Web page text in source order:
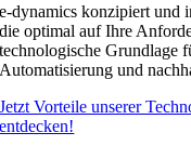
e-dynamics konzipiert und
die optimal auf Ihre
technologische Grundlage
Automatisierung und
Jetzt Vorteile unserer
entdecken!